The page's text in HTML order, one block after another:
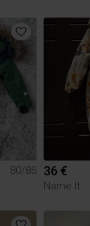
80/86
36 €
Name It